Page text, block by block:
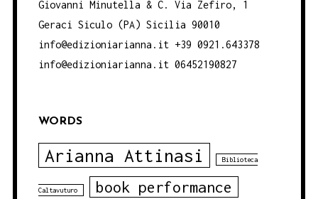
Giovanni Minutella & C. Via Zefiro, 1
Geraci Siculo (PA) Sicilia 90010
info@edizioniarianna.it +39 0921.643378
info@edizioniarianna.it 06452190827
WORDS
Arianna Attinasi Biblioteca
Caltavuturo book performance